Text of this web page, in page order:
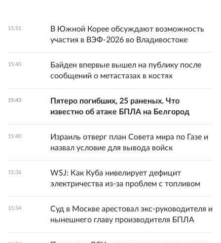
15:51
В Южной Корее обсуждают возможность
участия в ВЭФ-2026 во Владивостоке
15:45
Байден впервые вышел на публику после
сообщений о метастазах в костях
15:43
Пятеро погибших, 25 раненых. Что
известно об атаке БПЛА на Белгород
15:40
Израиль отверг план Совета мира по Газе и
назвал условие для вывода войск
15:36
WSJ: Как Куба нивелирует дефицит
электричества из-за проблем с топливом
15:34
Суд в Москве арестовал экс-руководителя и
нынешнего главу производителя БПЛА